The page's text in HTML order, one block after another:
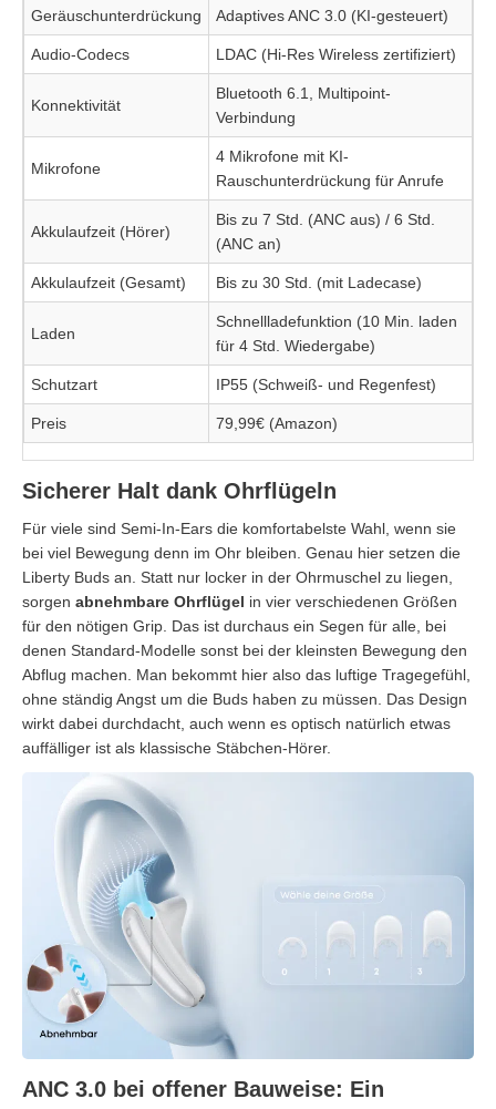
Geräuschunterdrückung Adaptives ANC 3.0 (KI-gesteuert)
Audio-Codecs LDAC (Hi-Res Wireless zertifiziert)
Konnektivität
Bluetooth 6.1, Multipoint-
Verbindung
Mikrofone
4 Mikrofone mit KI-
Rauschunterdrückung für Anrufe
Akkulaufzeit (Hörer)
Bis zu 7 Std. (ANC aus) / 6 Std.
(ANC an)
Akkulaufzeit (Gesamt) Bis zu 30 Std. (mit Ladecase)
Laden
Schnellladefunktion (10 Min. laden
für 4 Std. Wiedergabe)
Schutzart IP55 (Schweiß- und Regenfest)
Preis 79,99€ (Amazon)
Sicherer Halt dank Ohrflügeln
Für viele sind Semi-In-Ears die komfortabelste Wahl, wenn sie
bei viel Bewegung denn im Ohr bleiben. Genau hier setzen die
Liberty Buds an. Statt nur locker in der Ohrmuschel zu liegen,
sorgen abnehmbare Ohrflügel in vier verschiedenen Größen
für den nötigen Grip. Das ist durchaus ein Segen für alle, bei
denen Standard-Modelle sonst bei der kleinsten Bewegung den
Abflug machen. Man bekommt hier also das luftige Tragegefühl,
ohne ständig Angst um die Buds haben zu müssen. Das Design
wirkt dabei durchdacht, auch wenn es optisch natürlich etwas
auffälliger ist als klassische Stäbchen-Hörer.
ANC 3.0 bei offener Bauweise: Ein